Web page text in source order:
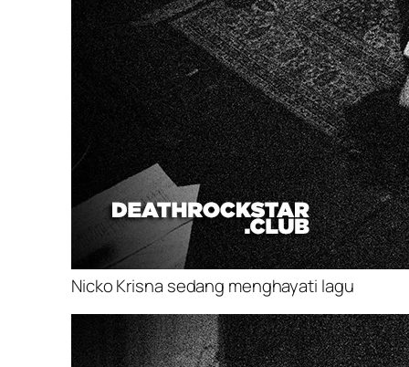
Nicko Krisna sedang menghayati lagu